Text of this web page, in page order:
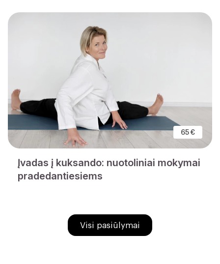
65 €
Įvadas į kuksando: nuotoliniai mokymai
pradedantiesiems
Visi pasiūlymai